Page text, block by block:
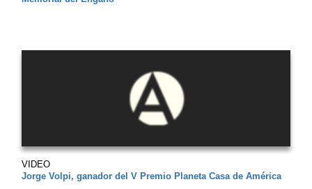
VIDEO
Jorge Volpi, ganador del V Premio Planeta Casa de América